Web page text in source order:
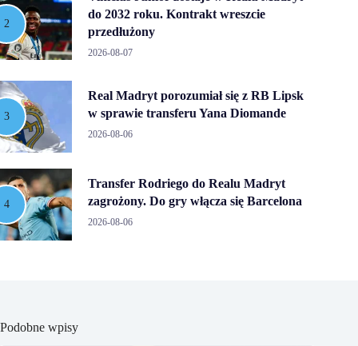
do 2032 roku. Kontrakt wreszcie
przedłużony
2026-08-07
Real Madryt porozumiał się z RB Lipsk
w sprawie transferu Yana Diomande
2026-08-06
Transfer Rodriego do Realu Madryt
zagrożony. Do gry włącza się Barcelona
2026-08-06
Podobne wpisy